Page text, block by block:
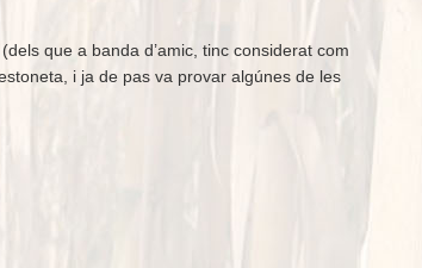
que a banda d’amic, tinc considerat com
i ja de pas va provar algúnes de les